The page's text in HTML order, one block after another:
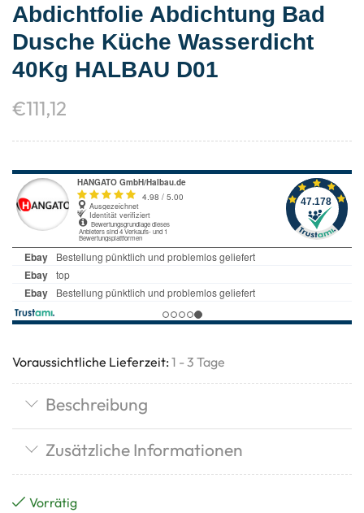
Abdichtfolie Abdichtung Bad
Dusche Küche Wasserdicht
40Kg HALBAU D01
€111,12
Voraussichtliche Lieferzeit: 1 - 3 Tage
Beschreibung
Zusätzliche Informationen
Vorrätig